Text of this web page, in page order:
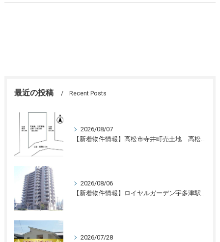
最近の投稿 Recent Posts
2026/08/07
【新着物件情報】高松市寺井町売土地 高松の不動産売却、不動産買取、不動産査定のことならLifeスマイル
2026/08/06
【新着物件情報】ロイヤルガーデン宇多津駅前三番館1305号 高松の不動産売却、不動産買取、不動産査定のことならLifeスマイル
2026/07/28